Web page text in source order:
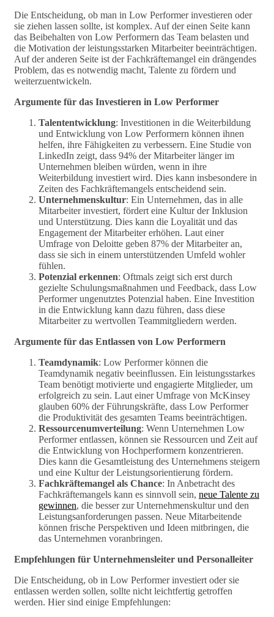
Die Entscheidung, ob man in Low Performer investieren oder
sie ziehen lassen sollte, ist komplex. Auf der einen Seite kann
das Beibehalten von Low Performern das Team belasten und
die Motivation der leistungsstarken Mitarbeiter beeinträchtigen.
Auf der anderen Seite ist der Fachkräftemangel ein drängendes
Problem, das es notwendig macht, Talente zu fördern und
weiterzuentwickeln.
Argumente für das Investieren in Low Performer
Talententwicklung: Investitionen in die Weiterbildung
und Entwicklung von Low Performern können ihnen
helfen, ihre Fähigkeiten zu verbessern. Eine Studie von
LinkedIn zeigt, dass 94% der Mitarbeiter länger im
Unternehmen bleiben würden, wenn in ihre
Weiterbildung investiert wird. Dies kann insbesondere in
Zeiten des Fachkräftemangels entscheidend sein.
Unternehmenskultur: Ein Unternehmen, das in alle
Mitarbeiter investiert, fördert eine Kultur der Inklusion
und Unterstützung. Dies kann die Loyalität und das
Engagement der Mitarbeiter erhöhen. Laut einer
Umfrage von Deloitte geben 87% der Mitarbeiter an,
dass sie sich in einem unterstützenden Umfeld wohler
fühlen.
Potenzial erkennen: Oftmals zeigt sich erst durch
gezielte Schulungsmaßnahmen und Feedback, dass Low
Performer ungenutztes Potenzial haben. Eine Investition
in die Entwicklung kann dazu führen, dass diese
Mitarbeiter zu wertvollen Teammitgliedern werden.
Argumente für das Entlassen von Low Performern
Teamdynamik: Low Performer können die
Teamdynamik negativ beeinflussen. Ein leistungsstarkes
Team benötigt motivierte und engagierte Mitglieder, um
erfolgreich zu sein. Laut einer Umfrage von McKinsey
glauben 60% der Führungskräfte, dass Low Performer
die Produktivität des gesamten Teams beeinträchtigen.
Ressourcenumverteilung: Wenn Unternehmen Low
Performer entlassen, können sie Ressourcen und Zeit auf
die Entwicklung von Hochperformern konzentrieren.
Dies kann die Gesamtleistung des Unternehmens steigern
und eine Kultur der Leistungsorientierung fördern.
Fachkräftemangel als Chance: In Anbetracht des
Fachkräftemangels kann es sinnvoll sein, neue Talente zu
gewinnen, die besser zur Unternehmenskultur und den
Leistungsanforderungen passen. Neue Mitarbeitende
können frische Perspektiven und Ideen mitbringen, die
das Unternehmen voranbringen.
Empfehlungen für Unternehmensleiter und Personalleiter
Die Entscheidung, ob in Low Performer investiert oder sie
entlassen werden sollen, sollte nicht leichtfertig getroffen
werden. Hier sind einige Empfehlungen: